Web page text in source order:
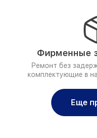
Фирменные
Ремонт без
комплектующие в
Еще